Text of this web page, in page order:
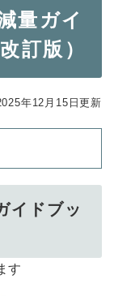
量ガイ
訂版）
年12月15日更新
イドブッ
す